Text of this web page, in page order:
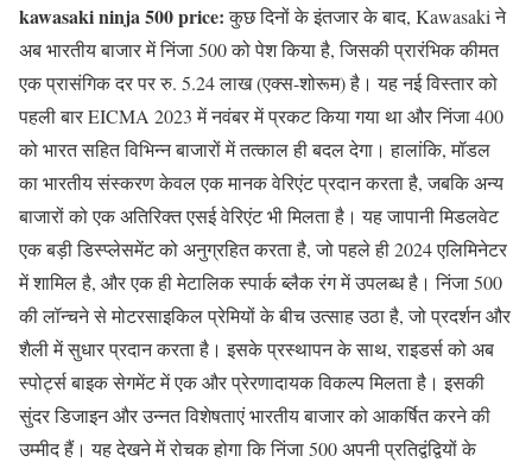
kawasaki ninja 500 price:कुछ दिनों के इंतजार के बाद, Kawasaki ने
अब भारतीय बाजार में निंजा 500 को पेश किया है, जिसकी प्रारंभिक कीमत
एक प्रासंगिक दर पर रु. 5.24 लाख (एक्स-शोरूम) है। यह नई विस्तार को
पहली बार EICMA 2023 में नवंबर में प्रकट किया गया था और निंजा 400
को भारत सहित विभिन्न बाजारों में तत्काल ही बदल देगा। हालांकि, मॉडल
का भारतीय संस्करण केवल एक मानक वेरिएंट प्रदान करता है, जबकि अन्य
बाजारों को एक अतिरिक्त एसई वेरिएंट भी मिलता है। यह जापानी मिडलवेट
एक बड़ी डिस्प्लेसमेंट को अनुग्रहित करता है, जो पहले ही 2024 एलिमिनेटर
में शामिल है, और एक ही मेटालिक स्पार्क ब्लैक रंग में उपलब्ध है। निंजा 500
की लॉन्चने से मोटरसाइकिल प्रेमियों के बीच उत्साह उठा है, जो प्रदर्शन और
शैली में सुधार प्रदान करता है। इसके प्रस्थापन के साथ, राइडर्स को अब
स्पोर्ट्स बाइक सेगमेंट में एक और प्रेरणादायक विकल्प मिलता है। इसकी
सुंदर डिजाइन और उन्नत विशेषताएं भारतीय बाजार को आकर्षित करने की
उम्मीद हैं। यह देखने में रोचक होगा कि निंजा 500 अपनी प्रतिद्वंद्वियों के